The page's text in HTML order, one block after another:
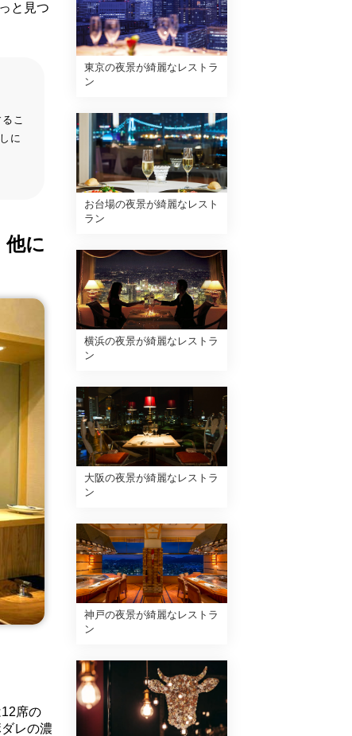
と見つ
こ
に
他に
席の
レの濃
東京の夜景が綺麗なレストラ
ン
お台場の夜景が綺麗なレスト
ラン
横浜の夜景が綺麗なレストラ
ン
大阪の夜景が綺麗なレストラ
ン
神戸の夜景が綺麗なレストラ
ン